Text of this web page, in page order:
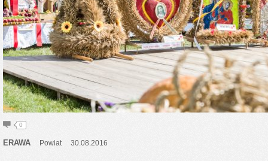
0
ERAWA Powiat 30.08.2016